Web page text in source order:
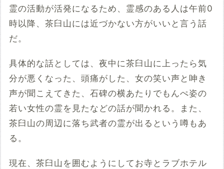
霊の活動が活発になるため、霊感のある人は午前0
時以降、茶臼山には近づかない方がいいと言う話
だ。
具体的な話としては、夜中に茶臼山に上ったら気
分が悪くなった、頭痛がした、女の笑い声と呻き
声が聞こえてきた、石碑の横あたりでもんぺ姿の
若い女性の霊を見たなどの話が聞かれる。また、
茶臼山の周辺に落ち武者の霊が出るという噂もあ
る。
現在、茶臼山を囲むようにしてお寺とラブホテル